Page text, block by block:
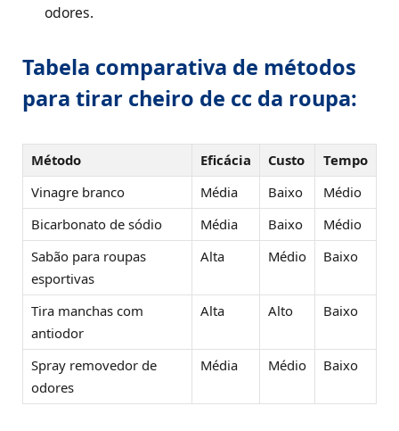
odores.
Tabela comparativa de métodos
para tirar cheiro de cc da roupa:
Método Eficácia Custo
Tempo
Vinagre branco
Média Baixo
Médio
Bicarbonato de sódio
Média Baixo
Médio
Sabão para roupas
esportivas
Alta Médio Baixo
Tira manchas com
antiodor
Alta Alto Baixo
Spray removedor de
odores
Média Médio Baixo